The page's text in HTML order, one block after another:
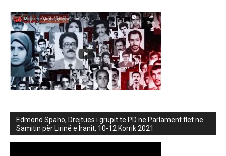
Edmond Spaho, Drejtues i grupit të PD në Parlament flet në
Samitin për Lirinë e Iranit, 10-12 Korrik 2021